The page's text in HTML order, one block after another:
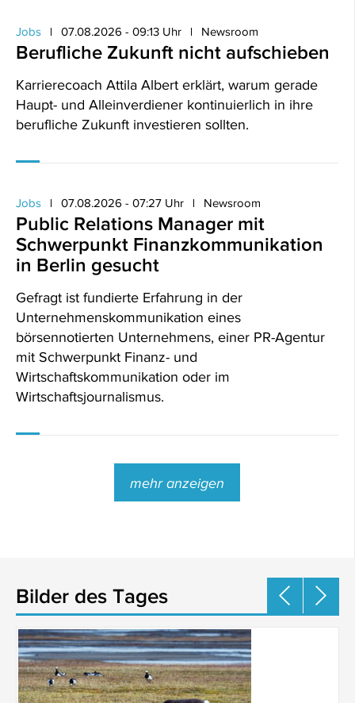
Jobs 07.08.2026 - 09:13 Uhr Newsroom
Berufliche Zukunft nicht aufschieben
Karrierecoach Attila Albert erklärt, warum gerade
Haupt- und Alleinverdiener kontinuierlich in ihre
berufliche Zukunft investieren sollten.
Jobs 07.08.2026 - 07:27 Uhr Newsroom
Public Relations Manager mit
Schwerpunkt Finanzkommunikation
in Berlin gesucht
Gefragt ist fundierte Erfahrung in der
Unternehmenskommunikation eines
börsennotierten Unternehmens, einer PR-Agentur
mit Schwerpunkt Finanz- und
Wirtschaftskommunikation oder im
Wirtschaftsjournalismus.
mehr anzeigen
Bilder des Tages